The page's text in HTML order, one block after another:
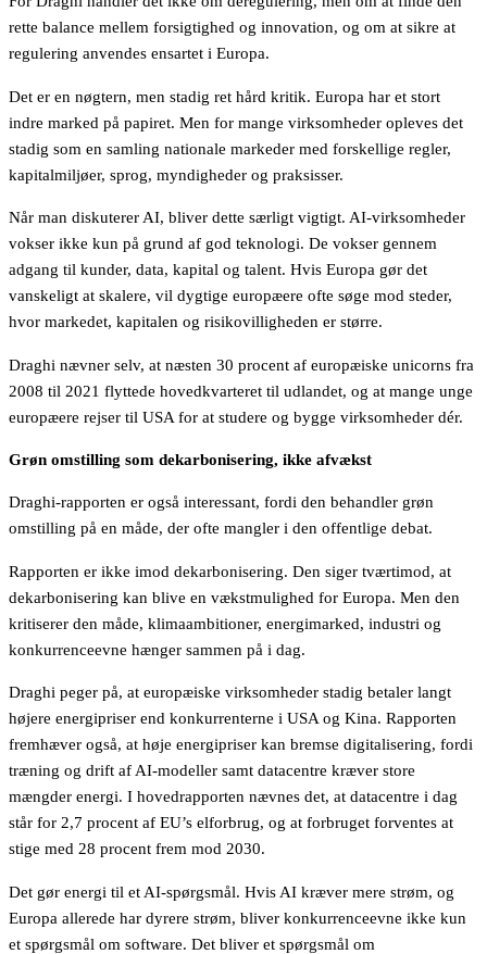
rette balance mellem forsigtighed og innovation, og om at sikre at
regulering anvendes ensartet i Europa.
Det er en nøgtern, men stadig ret hård kritik. Europa har et stort
indre marked på papiret. Men for mange virksomheder opleves det
stadig som en samling nationale markeder med forskellige regler,
kapitalmiljøer, sprog, myndigheder og praksisser.
Når man diskuterer AI, bliver dette særligt vigtigt. AI-virksomheder
vokser ikke kun på grund af god teknologi. De vokser gennem
adgang til kunder, data, kapital og talent. Hvis Europa gør det
vanskeligt at skalere, vil dygtige europæere ofte søge mod steder,
hvor markedet, kapitalen og risikovilligheden er større.
Draghi nævner selv, at næsten 30 procent af europæiske unicorns fra
2008 til 2021 flyttede hovedkvarteret til udlandet, og at mange unge
europæere rejser til USA for at studere og bygge virksomheder dér.
Grøn omstilling som dekarbonisering, ikke afvækst
Draghi-rapporten er også interessant, fordi den behandler grøn
omstilling på en måde, der ofte mangler i den offentlige debat.
Rapporten er ikke imod dekarbonisering. Den siger tværtimod, at
dekarbonisering kan blive en vækstmulighed for Europa. Men den
kritiserer den måde, klimaambitioner, energimarked, industri og
konkurrenceevne hænger sammen på i dag.
Draghi peger på, at europæiske virksomheder stadig betaler langt
højere energipriser end konkurrenterne i USA og Kina. Rapporten
fremhæver også, at høje energipriser kan bremse digitalisering, fordi
træning og drift af AI-modeller samt datacentre kræver store
mængder energi. I hovedrapporten nævnes det, at datacentre i dag
står for 2,7 procent af EU’s elforbrug, og at forbruget forventes at
stige med 28 procent frem mod 2030.
Det gør energi til et AI-spørgsmål. Hvis AI kræver mere strøm, og
Europa allerede har dyrere strøm, bliver konkurrenceevne ikke kun
et spørgsmål om software. Det bliver et spørgsmål om